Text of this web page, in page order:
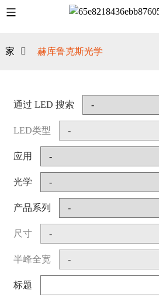
家 赫库鲁克斯光学
通过 LED 搜索
LED类型
应用
光学
产品系列
尺寸
半峰全宽
标题